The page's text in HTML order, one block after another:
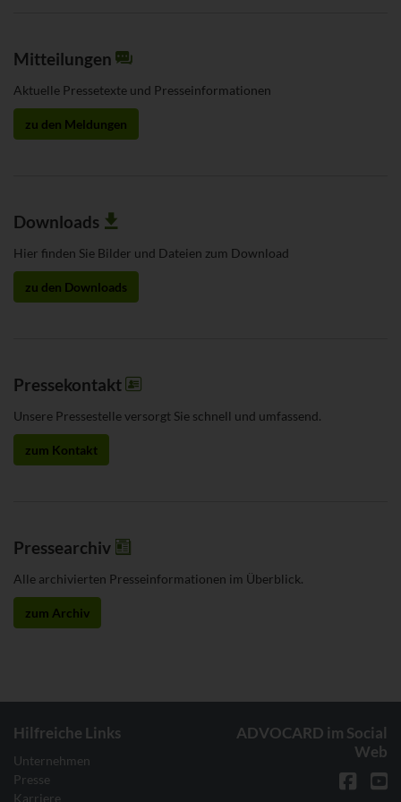
Mitteilungen
Aktuelle Pressetexte und Presseinformationen
zu den Meldungen
Downloads
Hier finden Sie Bilder und Dateien zum Download
zu den Downloads
Pressekontakt
Unsere Pressestelle versorgt Sie schnell und umfassend.
zum Kontakt
Pressearchiv
Alle archivierten Presseinformationen im Überblick.
zum Archiv
Hilfreiche Links
Unternehmen
Presse
Karriere
ADVOCARD im Social
Web